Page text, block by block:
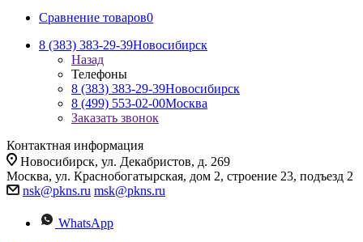
Сравнение товаров0
8 (383) 383-29-39Новосибирск
Назад
Телефоны
8 (383) 383-29-39Новосибирск
8 (499) 553-02-00Москва
Заказать звонок
Контактная информация
Новосибирск, ул. Декабристов, д. 269
Москва, ул. Краснобогатырская, дом 2, строение 23, подъезд 2
nsk@pkns.ru msk@pkns.ru
WhatsApp